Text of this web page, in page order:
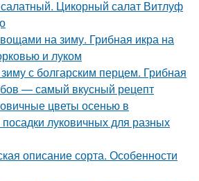
Цикорный салат Витлуф
на зиму. Грибная икра на
и луком
с болгарским перцем. Грибная
— самый вкусный рецепт
цветы осенью в
луковичных для разных
описание сорта. Особенности